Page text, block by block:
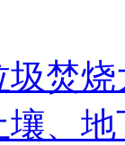
圾焚
、